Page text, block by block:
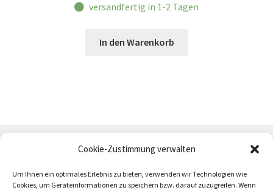
Cookie-Zustimmung verwalten
Um Ihnen ein optimales Erlebnis zu bieten, verwenden wir Technologien wie
Cookies, um Geräteinformationen zu speichern bzw. darauf zuzugreifen. Wenn
versandfertig in 1-2 Tagen
In den Warenkorb